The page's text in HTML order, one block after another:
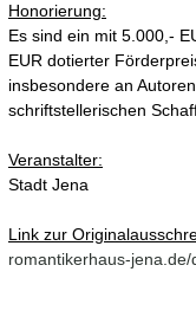
Honorierung:
Es sind ein mit 5.000,-
EUR dotierter
insbesondere an
schriftstellerischen
Veranstalter:
Stadt Jena
Link zur
romantikerhaus-